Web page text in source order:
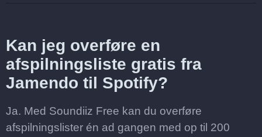
Kan jeg overføre en
afspilningsliste gratis fra
Jamendo til Spotify?
Ja. Med Soundiiz Free kan du overføre
afspilningslister én ad gangen med op til 200